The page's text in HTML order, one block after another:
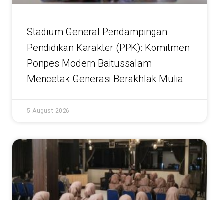
Stadium General Pendampingan
Pendidikan Karakter (PPK): Komitmen
Ponpes Modern Baitussalam
Mencetak Generasi Berakhlak Mulia
5 August 2026